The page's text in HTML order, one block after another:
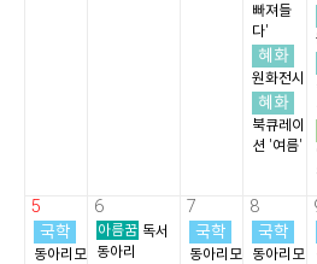
빠져들
다'
혜화
원화전시
혜화
북큐레이
션 '여름'
5
국학
동아리모
6
아름꿈 독서
동아리
7
국학
동아리모
8
국학
동아리모